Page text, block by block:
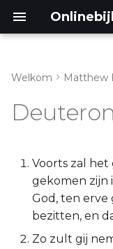
Deuteronomium
Deuteronomium
Lukas
Johannes
Handelingen
Welkom Matthew
Voorts zal
gekomen zijn
God, ten erve
bezitten, en
Zo zult gij